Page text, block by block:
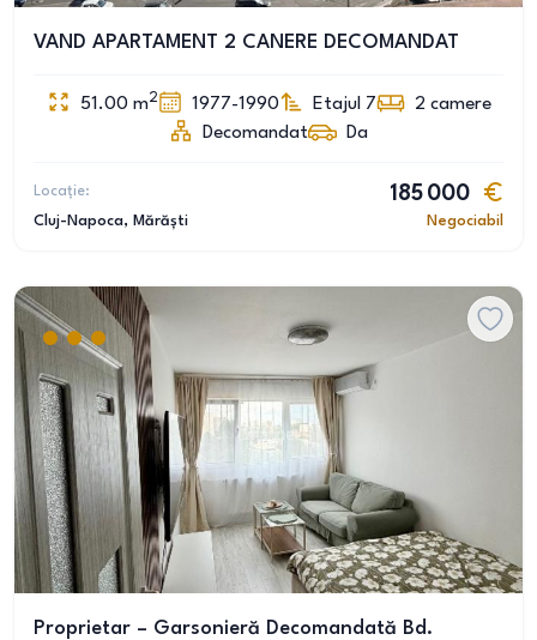
VAND APARTAMENT 2 CANERE DECOMANDAT
51.00 m2 1977-1990 Etajul 7 2 camere
Decomandat
Da
Locație:
Cluj-Napoca, Mărăști
185 000
Negociabil
Proprietar – Garsonieră Decomandată Bd.